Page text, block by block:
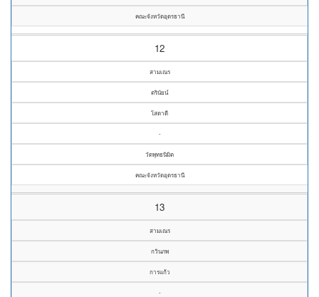
คณะจังหวัดอุดรธานี
12
สามเณร
ตรินัยน์
โสดาดี
-
วัดพุทธนิมิต
คณะจังหวัดอุดรธานี
13
สามเณร
กวินภพ
การแก้ว
-